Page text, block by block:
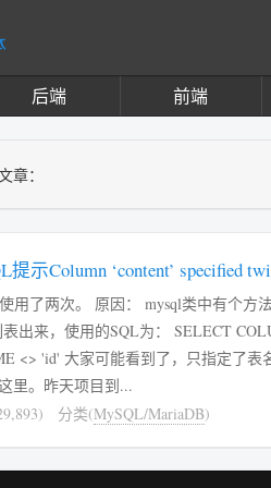
后端 前端
章：
示Column ‘content’ specified
用了两次。 原因： mysql类中有个
AS col FROM `COLUMNS` WHERE TABLE_NAME = '$table'
再有一个相同的DB的话，字段就是双
里。昨天项目到...
分类(MySQL/MariaDB)